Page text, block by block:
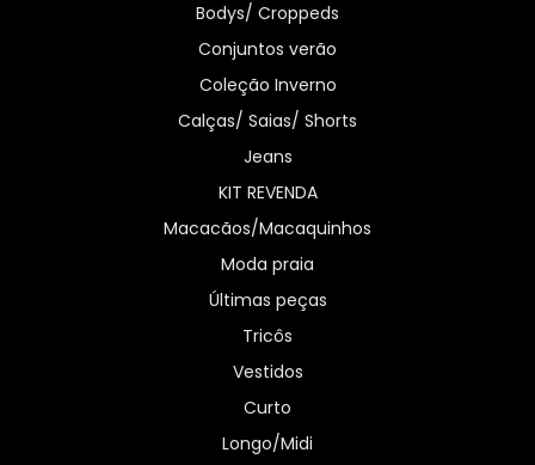
Bodys/ Croppeds
Conjuntos verão
Coleção Inverno
Calças/ Saias/ Shorts
Jeans
KIT REVENDA
Macacãos/Macaquinhos
Moda praia
Últimas peças
Tricôs
Vestidos
Curto
Longo/Midi